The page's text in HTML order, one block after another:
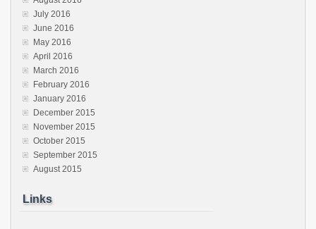
July 2016
June 2016
May 2016
April 2016
March 2016
February 2016
January 2016
December 2015
November 2015
October 2015
September 2015
August 2015
Links